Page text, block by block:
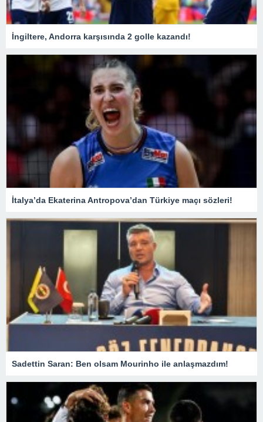
İngiltere, Andorra karşısında 2 golle kazandı!
İtalya’da Ekaterina Antropova’dan Türkiye maçı sözleri!
Sadettin Saran: Ben olsam Mourinho ile anlaşmazdım!